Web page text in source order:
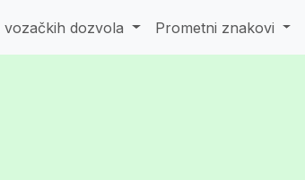
vozačkih dozvola Prometni znakovi